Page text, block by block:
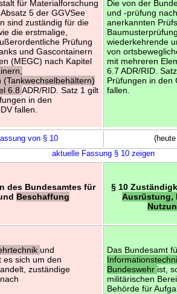
für Materialforschung
5 der GGVSee
sind zuständig für die
die erstmalige,
Prüfung
und Gascontainern
(MEGC) nach Kapitel
(Tankwechselbehältern)
6.8ADR/RID. Satz 1 gilt
in den
fallen.
Die von der
und -prüfung
anerkannten
wiederkehrende
von
mit mehreren
6.7 ADR/RID.
Prüfungen in den
fallen.
von § 10
aktuelle Fassung § 10 zeigen
des Bundesamtes für
Beschaffung
§ 10
Ausrüstung,
und
es sich um den
zuständige
Das Bundesamt
Bundeswehr ist,
militärischen
Behörde für